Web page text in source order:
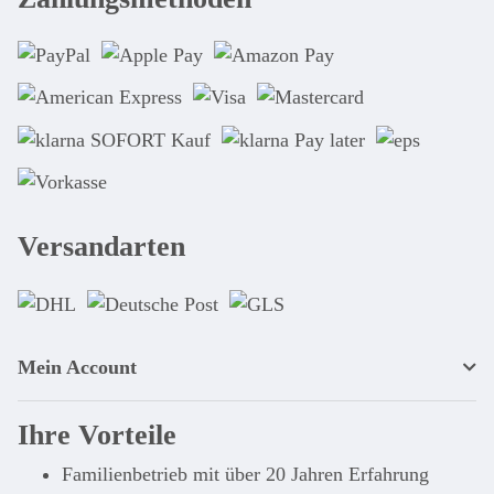
Versandarten
Mein Account
Ihre Vorteile
Familienbetrieb mit über 20 Jahren Erfahrung